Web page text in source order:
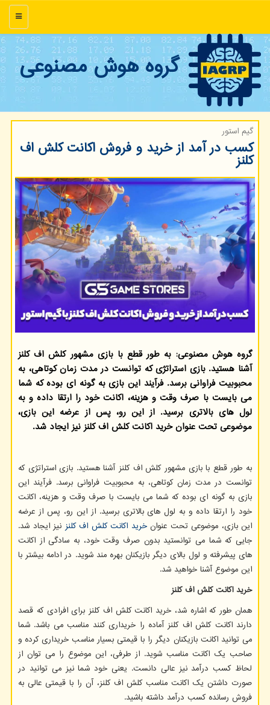
منو
گروه هوش مصنوعی
گیم استور
کسب در آمد از خرید و فروش اکانت کلش اف
کلنز
گروه هوش مصنوعی: به طور قطع با بازی مشهور کلش اف کلنز
آشنا هستید. بازی استراتژی که توانست در مدت زمان کوتاهی، به
محبوبیت فراوانی برسد. فرآیند این بازی به گونه ای بوده که شما
می بایست با صرف وقت و هزینه، اکانت خود را ارتقا داده و به
لول های بالاتری برسید. از این رو، پس از عرضه این بازی،
موضوعی تحت عنوان خرید اکانت کلش اف کلنز نیز ایجاد شد.
به طور قطع با بازی مشهور کلش اف کلنز آشنا هستید. بازی استراتژی که
توانست در مدت زمان کوتاهی، به محبوبیت فراوانی برسد. فرآیند این
بازی به گونه ای بوده که شما می بایست با صرف وقت و هزینه، اکانت
خود را ارتقا داده و به لول های بالاتری برسید. از این رو، پس از عرضه
این بازی، موضوعی تحت عنوانخرید اکانت کلش اف کلنز نیز ایجاد شد.
جایی که شما می توانستید بدون صرف وقت خود، به سادگی از اکانت
های پیشرفته و لول بالای دیگر بازیکنان بهره مند شوید. در ادامه بیشتر با
این موضوع آشنا خواهید شد.
خرید اکانت کلش اف کلنز
همان طور که اشاره شد، خرید اکانت کلش اف کلنز برای افرادی که قصد
دارند اکانت کلش اف کلنز آماده را خریداری کنند مناسب می باشد. شما
می توانید اکانت بازیکنان دیگر را با قیمتی بسیار مناسب خریداری کرده و
صاحب یک اکانت مناسب شوید. از طرفی، این موضوع را می توان از
لحاظ کسب درآمد نیز عالی دانست. یعنی خود شما نیز می توانید در
صورت داشتن یک اکانت مناسب کلش اف کلنز، آن را با قیمتی عالی به
فروش رسانده کسب درآمد داشته باشید.